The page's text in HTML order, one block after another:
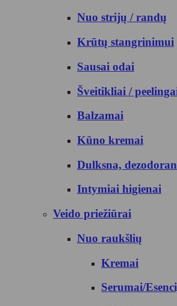
Nuo strijų / randų
Krūtų stangrinimui
Sausai odai
Šveitikliai /
Balzamai
Kūno kremai
Dulksna,
Intymiai higienai
Veido priežiūrai
Nuo raukšlių
Kremai
Serumai/